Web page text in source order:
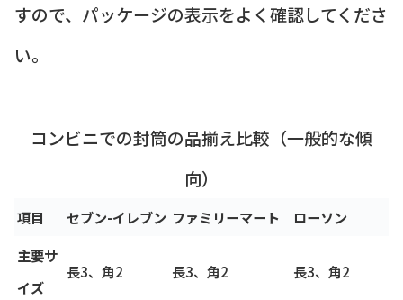
すので、パッケージの表示をよく確認してくださ
い。
コンビニでの封筒の品揃え比較（一般的な傾
向）
項目 セブン-イレブン ファミリーマート
ローソン
主要サ
イズ
長3、角2 長3、角2 長3、角2